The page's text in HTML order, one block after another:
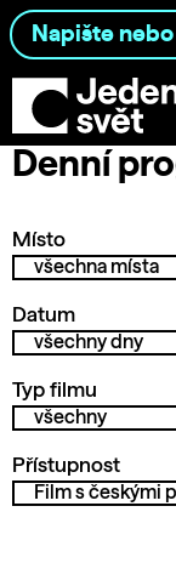
Denní
Místo
Datum
Typ filmu
Přístupnost